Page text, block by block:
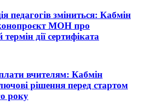
педагогів зміниться: Кабмін
МОН про
термін дії сертифіката
вчителям: Кабмін
рішення перед стартом
року